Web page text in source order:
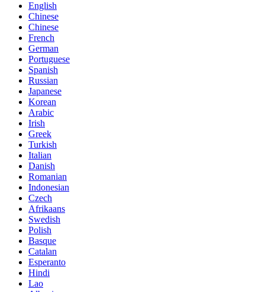
English
Chinese
Chinese
French
German
Portuguese
Spanish
Russian
Japanese
Korean
Arabic
Irish
Greek
Turkish
Italian
Danish
Romanian
Indonesian
Czech
Afrikaans
Swedish
Polish
Basque
Catalan
Esperanto
Hindi
Lao